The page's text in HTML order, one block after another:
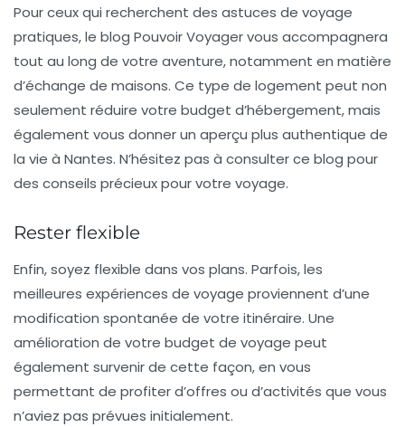
Pour ceux qui recherchent des astuces de voyage
pratiques, le blog Pouvoir Voyagervous accompagnera
tout au long de votre aventure, notamment en matière
d’échange de maisons. Ce type de logement peut non
seulement réduire votre budget d’hébergement, mais
également vous donner un aperçu plus authentique de
la vie à Nantes. N’hésitez pas à consulter ce blog pour
des conseils précieux pour votre voyage.
Rester flexible
Enfin, soyez flexible dans vos plans. Parfois, les
meilleures expériences de voyage proviennent d’une
modification spontanée de votre itinéraire. Une
amélioration de votre budget de voyage peut
également survenir de cette façon, en vous
permettant de profiter d’offres ou d’activités que vous
n’aviez pas prévues initialement.